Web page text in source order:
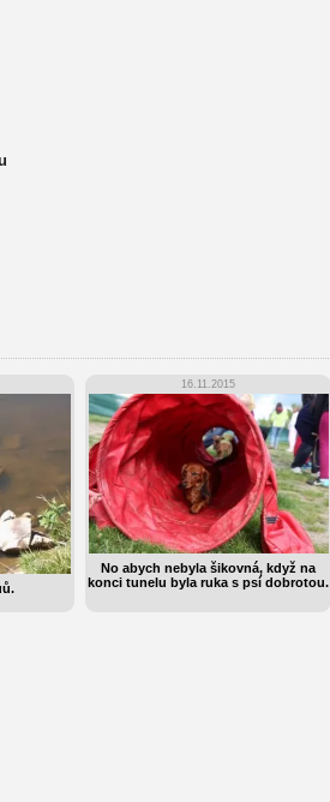
16.11.2015
No abych nebyla šikovná, když na
konci tunelu byla ruka s psí dobrotou.